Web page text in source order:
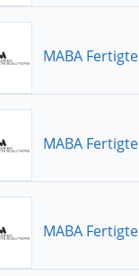
MABA
MABA
MABA